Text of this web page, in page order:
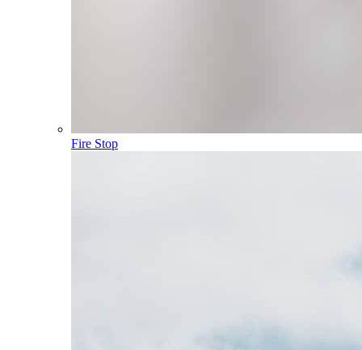
Fire Stop